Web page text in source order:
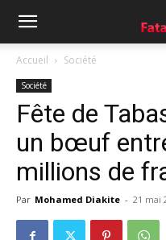
Accueil Société
Société
Fête de
un bœuf
millions de
Par Mohamed Diakite - 21 mai